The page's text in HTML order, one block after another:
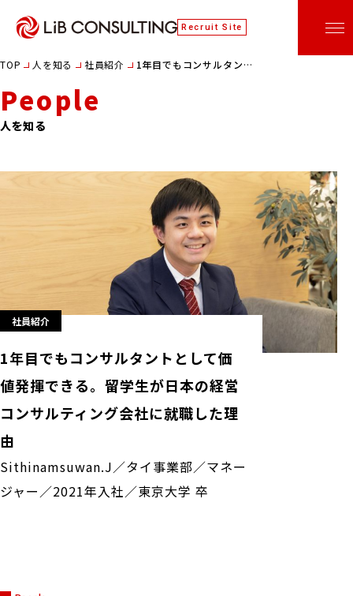
Recruit Site
TOP 人を知る 社員紹介 1年目でもコンサルタントとして価値発揮できる。留学生が日本の経営 コンサルティング会社に就職した理由
People
人を知る
社員紹介
1年目でもコンサルタントとして価
値発揮できる。留学生が日本の経営
コンサルティング会社に就職した理
由
Sithinamsuwan.J／タイ事業部／マネー
ジャー／2021年入社／東京大学 卒